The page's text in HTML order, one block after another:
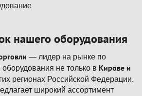
нашего оборудования
— лидер на рынке по
не только в Кирове и
регионах Российской Федерации.
широкий ассортимент